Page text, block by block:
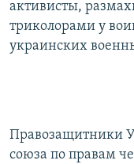
активисты,
триколорами у
украинских
Правозащитники
союза по правам